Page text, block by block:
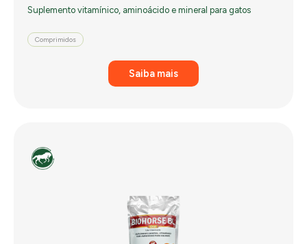
Suplemento vitamínico, aminoácido e mineral para gatos
Comprimidos
Saiba mais